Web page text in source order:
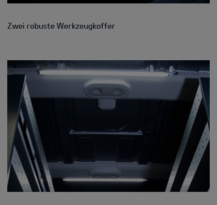
Zwei robuste Werkzeugkoffer